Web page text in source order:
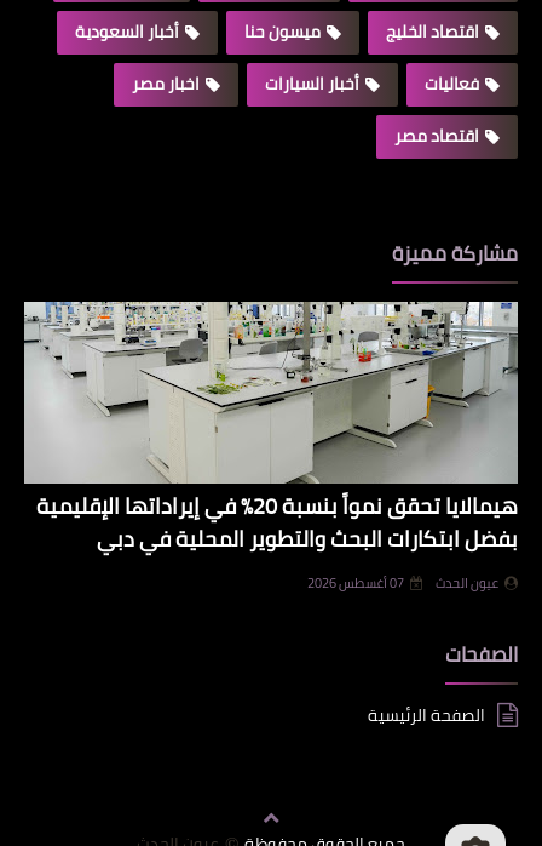
اقتصاد الخليج
ميسون حنا
أخبار السعودية
فعاليات
أخبار السيارات
اخبار مصر
اقتصاد مصر
مشاركة مميزة
هيمالايا تحقق نمواً بنسبة 20% في إيراداتها الإقليمية
بفضل ابتكارات البحث والتطوير المحلية في دبي
عيون الحدث 07 أغسطس 2026
الصفحات
الصفحة الرئيسية